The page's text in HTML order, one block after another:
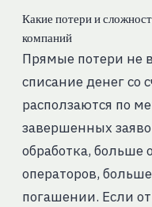
Какие потери и
компаний
Прямые потери не
списание денег со
расползаются по
завершенных
обработка, больше
операторов,
погашении. Если